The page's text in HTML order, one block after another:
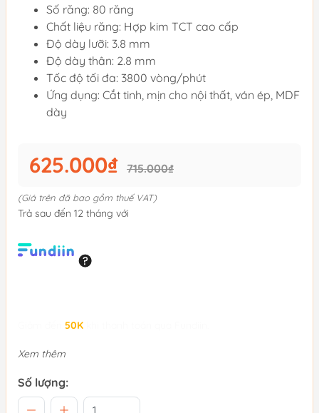
Số răng: 80 răng
Chất liệu răng: Hợp kim TCT cao cấp
Độ dày lưỡi: 3.8 mm
Độ dày thân: 2.8 mm
Tốc độ tối đa: 3800 vòng/phút
Ứng dụng: Cắt tinh, mịn cho nội thất, ván ép, MDF
dày
625.000₫ 715.000₫
(Giá trên đã bao gồm thuế VAT)
Trả sau đến 12 tháng với
50K
Xem thêm
Số lượng: